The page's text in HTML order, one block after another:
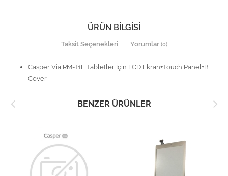
ÜRÜN BILGISI
Taksit Seçenekleri Yorumlar (0)
Casper Via RM-T1E Tabletler İçin LCD Ekran+Touch Panel+B
Cover
BENZER ÜRÜNLER